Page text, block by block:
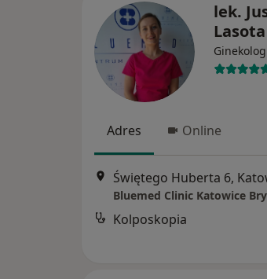
lek.
Lasota
Ginekolog
Adres Online
Świętego Huberta 6,
Bluemed Clinic Katowice
Kolposkopia